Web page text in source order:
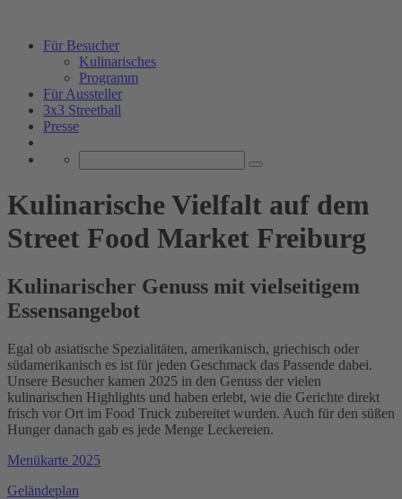
Für Besucher
Kulinarisches
Programm
Für Aussteller
3x3 Streetball
Presse
Kulinarische Vielfalt auf dem
Street Food Market Freiburg
Kulinarischer Genuss mit vielseitigem
Essensangebot
Egal ob asiatische Spezialitäten, amerikanisch, griechisch oder
südamerikanisch es ist für jeden Geschmack das Passende dabei.
Unsere Besucher kamen 2025 in den Genuss der vielen
kulinarischen Highlights und haben erlebt, wie die Gerichte direkt
frisch vor Ort im Food Truck zubereitet wurden. Auch für den süßen
Hunger danach gab es jede Menge Leckereien.
Menükarte 2025
Geländeplan